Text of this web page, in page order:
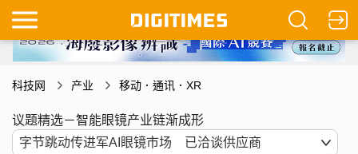
科技网 产业 移动．通讯．XR
议题精选－智能眼镜产业链渐成形